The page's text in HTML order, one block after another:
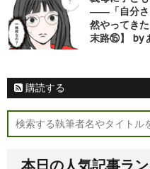
――「自分さ
然やってき
末路⑮】 by
購読する
本日の人気記事ラ